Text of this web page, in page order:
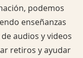
podemos
enseñanzas
audios y videos
retiros y ayudar